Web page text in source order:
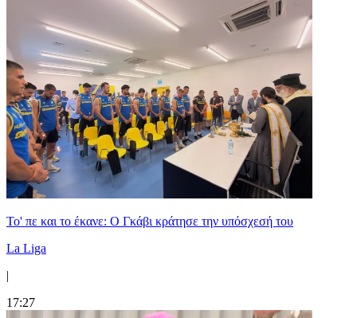
Το' πε και το έκανε: Ο Γκάβι κράτησε την υπόσχεσή του
La Liga
|
17:27